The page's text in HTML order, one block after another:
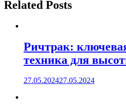
Related Posts
Ричтрак:
техника для
27.05.202427.05.2024